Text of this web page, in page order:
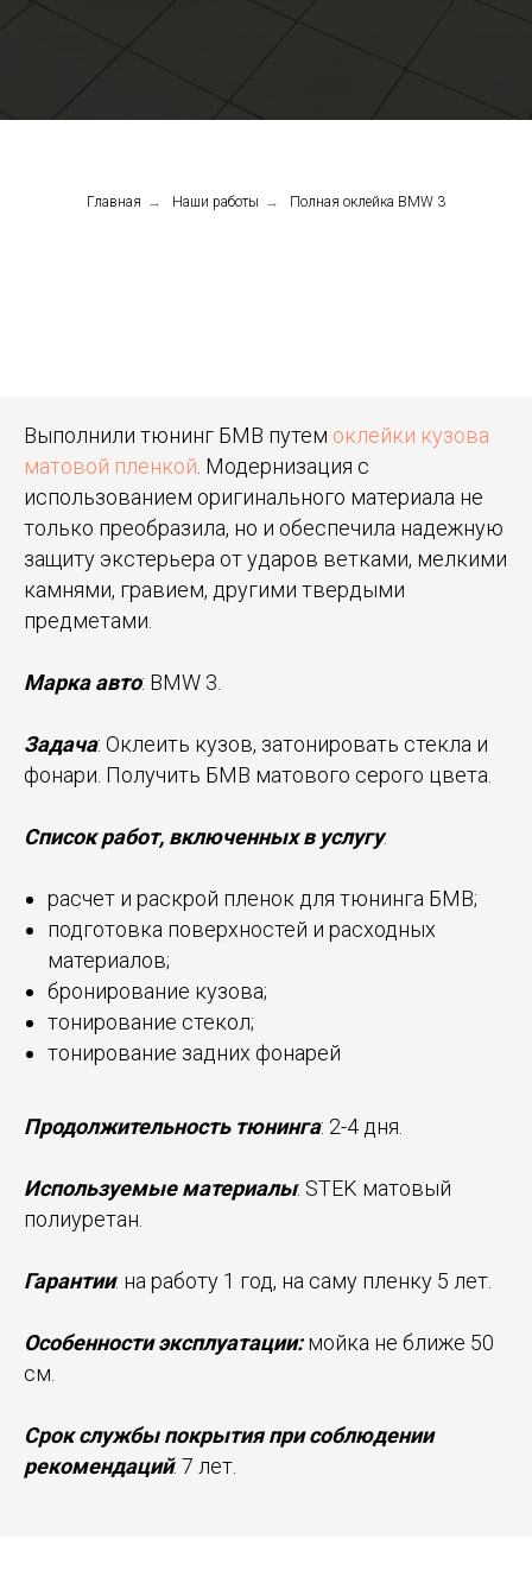
Главная → Наши работы → Полная оклейка BMW 3
Выполнили тюнинг БМВ путем оклейки кузова
матовой пленкой . Модернизация с
использованием оригинального материала не
только преобразила, но и обеспечила надежную
защиту экстерьера от ударов ветками, мелкими
камнями, гравием, другими твердыми
предметами.
Марка авто: BMW 3.
Задача: Оклеить кузов, затонировать стекла и
фонари. Получить БМВ матового серого цвета.
Список работ, включенных в услугу:
расчет и раскрой пленок для тюнинга БМВ;
подготовка поверхностей и расходных
материалов;
бронирование кузова;
тонирование стекол;
тонирование задних фонарей
Продолжительность тюнинга: 2-4 дня.
Используемые материалы: STEK матовый
полиуретан.
Гарантии: на работу 1 год, на саму пленку 5 лет.
Особенности эксплуатации:мойка не ближе 50
см.
Срок службы покрытия при соблюдении
рекомендаций: 7 лет.